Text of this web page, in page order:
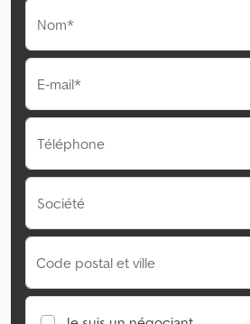
Nom*
E-mail*
Téléphone
Société
Code postal et ville